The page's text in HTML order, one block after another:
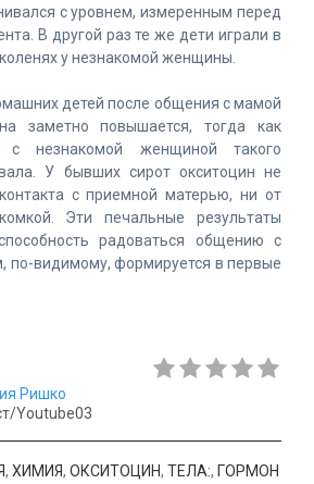
с уровнем, измеренным перед
В другой раз те же дети играли в
у незнакомой женщины.
детей после общения с мамой
заметно повышается, тогда как
с незнакомой женщиной такого
У бывших сирот окситоцин не
с приемной матерью, ни от
Эти печальные результаты
радоваться общению с
по-видимому, формируется в первые
Ришко
Youtube03
, ХИМИЯ, ОКСИТОЦИН, ТЕЛА:, ГОРМОН